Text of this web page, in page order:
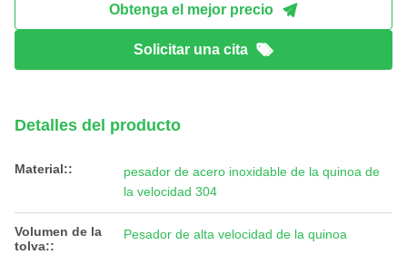
Obtenga el mejor precio
Solicitar una cita
Detalles del producto
Material::
pesador de acero inoxidable de la quinoa de
la velocidad 304
Volumen de la
tolva::
Pesador de alta velocidad de la quinoa